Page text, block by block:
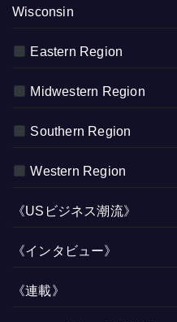
Wisconsin
Eastern Region
Midwestern Region
Southern Region
Western Region
《USビジネス潮流》
《インタビュー》
《連載》